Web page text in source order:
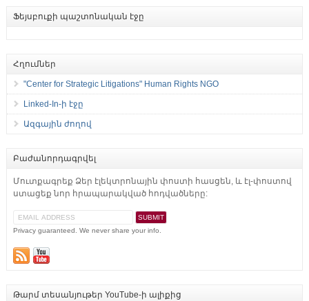
Ֆեյսբուքի պաշտոնական էջը
Հղումներ
"Center for Strategic Litigations" Human Rights NGO
Linked-In-ի էջը
Ազգային ժողով
Բաժանորդագրվել
Մուտքագրեք Ձեր էլեկտրոնային փոստի հասցեն, և էլ-փոստով
ստացեք նոր հրապարակված հոդվածները:
Privacy guaranteed. We never share your info.
Թարմ տեսանյութեր YouTube-ի ալիքից